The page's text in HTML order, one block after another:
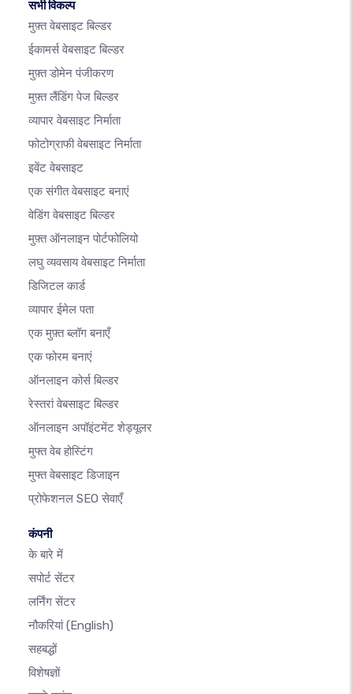
सभी विकल्प
मुफ़्त वेबसाइट बिल्डर
ईकामर्स वेबसाइट बिल्डर
मुफ़्त डोमेन पंजीकरण
मुफ़्त लैंडिंग पेज बिल्डर
व्यापार वेबसाइट निर्माता
फोटोग्राफी वेबसाइट निर्माता
इवेंट वेबसाइट
एक संगीत वेबसाइट बनाएं
वेडिंग वेबसाइट बिल्डर
मुफ़्त ऑनलाइन पोर्टफोलियो
लघु व्यवसाय वेबसाइट निर्माता
डिजिटल कार्ड
व्यापार ईमेल पता
एक मुफ़्त ब्लॉग बनाएँ
एक फोरम बनाएं
ऑनलाइन कोर्स बिल्डर
रेस्तरां वेबसाइट बिल्डर
ऑनलाइन अपॉइंटमेंट शेड्यूलर
मुफ्त वेब होस्टिंग
मुफ्त वेबसाइट डिजाइन
प्रोफेशनल SEO सेवाएँ
कंपनी
के बारे में
सपोर्ट सेंटर
लर्निंग सेंटर
नौकरियां(English)
सहबद्धों
विशेषज्ञों